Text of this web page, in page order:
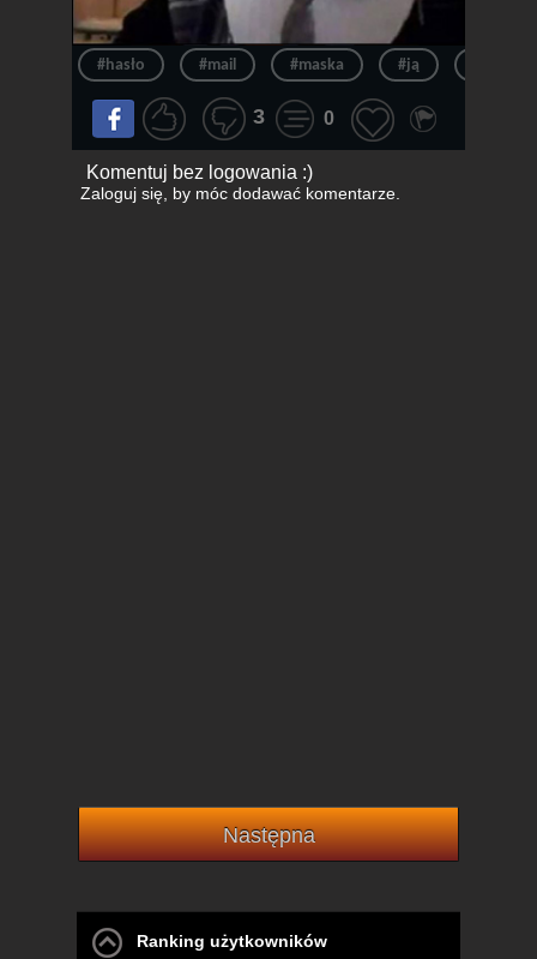
#hasło #mail #maska #ją
3 0
Komentuj bez logowania :)
Zaloguj się, by móc dodawać komentarze.
Następna
Ranking użytkowników